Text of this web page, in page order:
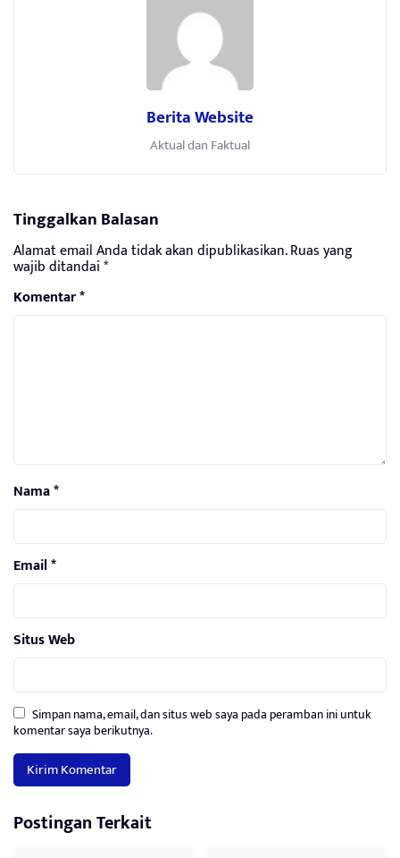
Berita Website
Aktual dan Faktual
Tinggalkan Balasan
Alamat email Anda tidak akan dipublikasikan.Ruas yang
wajib ditandai*
Komentar*
Nama*
Email*
Situs Web
Simpan nama, email, dan situs web saya pada peramban ini untuk
komentar saya berikutnya.
Postingan Terkait